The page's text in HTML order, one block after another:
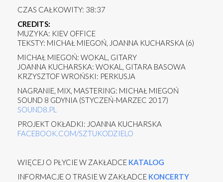
CZAS CAŁKOWITY: 38:37
CREDITS:
MUZYKA: KIEV OFFICE
TEKSTY: MICHAŁ MIEGOŃ, JOANNA KUCHARSKA (6)
MICHAŁ MIEGOŃ: WOKAL, GITARY
JOANNA KUCHARSKA: WOKAL, GITARA BASOWA
KRZYSZTOF WROŃSKI: PERKUSJA
NAGRANIE, MIX, MASTERING: MICHAŁ MIEGOŃ
SOUND 8 GDYNIA (STYCZEŃ-MARZEC 2017)
SOUND8.PL
PROJEKT OKŁADKI: JOANNA KUCHARSKA
FACEBOOK.COM/SZTUKODZIELO
WIĘCEJ O PŁYCIE W ZAKŁADCE KATALOG
INFORMACJE O TRASIE W ZAKŁADCE KONCERTY